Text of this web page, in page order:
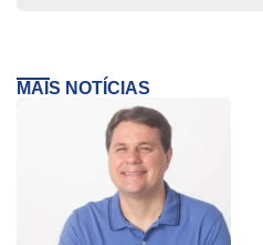
MAIS NOTÍCIAS